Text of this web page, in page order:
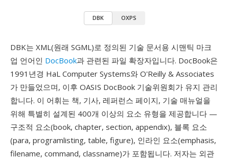
DBK OXPS
DBK는 XML(원래 SGML)로 정의된 기술 문서용 시맨틱 마크
업 언어인 DocBook과 관련된 파일 확장자입니다. DocBook은
1991년경 HaL Computer Systems와 O'Reilly & Associates
가 만들었으며, 이후 OASIS DocBook 기술위원회가 유지 관리
합니다. 이 어휘는 책, 기사, 레퍼런스 페이지, 기술 매뉴얼을
위해 특별히 설계된 400개 이상의 요소 유형을 제공합니다 —
구조적 요소(book, chapter, section, appendix), 블록 요소
(para, programlisting, table, figure), 인라인 요소(emphasis,
filename, command, classname)가 포함됩니다. 저자는 외관